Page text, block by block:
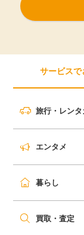
サービスで
旅行・レンタ
エンタメ
暮らし
買取・査定